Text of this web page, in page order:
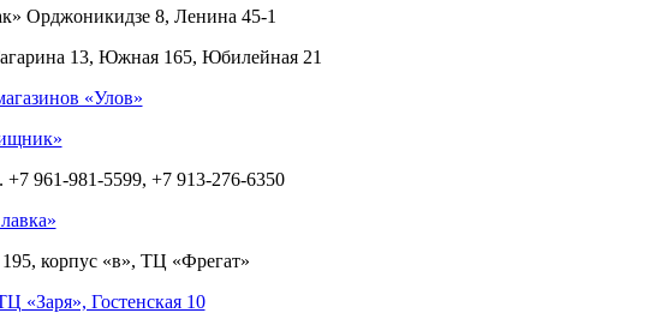
Орджоникидзе 8, Ленина 45-1
13, Южная 165, Юбилейная 21
«Улов»
+7 961-981-5599, +7 913-276-6350
корпус «в», ТЦ «Фрегат»
«Заря», Гостенская 10